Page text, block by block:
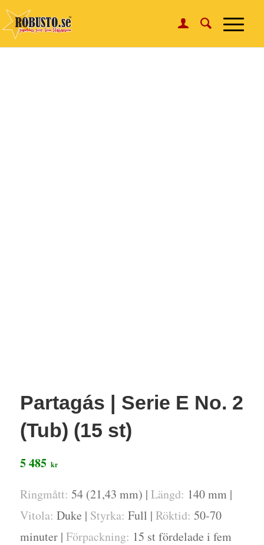
Partagás | Serie E No. 2
(Tub) (15 st)
5 485 kr
Ringmått: 54 (21,43 mm) | Längd: 140 mm |
Vitola: Duke | Styrka: Full | Röktid: 50-70
minuter | Förpackning: 15 st fördelade i fem